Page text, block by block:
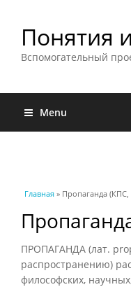
Понятия
Вспомогательный
Menu
Вы здесь
Главная » Пропаганда (КПС,
ПРОПАГАНДА (лат.
распространению)
философских,